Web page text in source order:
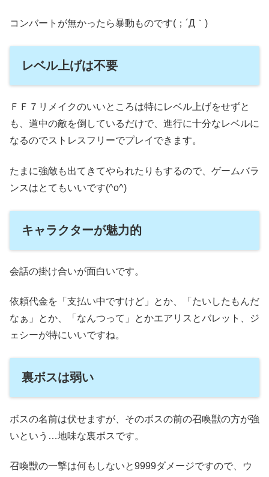
コンバートが無かったら暴動ものです(；´Д｀)
レベル上げは不要
ＦＦ７リメイクのいいところは特にレベル上げをせずと
も、道中の敵を倒しているだけで、進行に十分なレベルに
なるのでストレスフリーでプレイできます。
たまに強敵も出てきてやられたりもするので、ゲームバラ
ンスはとてもいいです(^o^)
キャラクターが魅力的
会話の掛け合いが面白いです。
依頼代金を「支払い中ですけど」とか、「たいしたもんだ
なぁ」とか、「なんつって」とかエアリスとバレット、ジ
ェシーが特にいいですね。
裏ボスは弱い
ボスの名前は伏せますが、そのボスの前の召喚獣の方が強
いという…地味な裏ボスです。
召喚獣の一撃は何もしないと9999ダメージですので、ウ